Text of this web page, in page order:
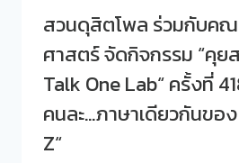
สวนดุสิตโพล ร่วมกับคณ
ศาสตร์ จัดกิจกรรม “คุย
Talk One Lab“ ครั้งที่
คนละ…ภาษาเดียวกันขอ
Z“